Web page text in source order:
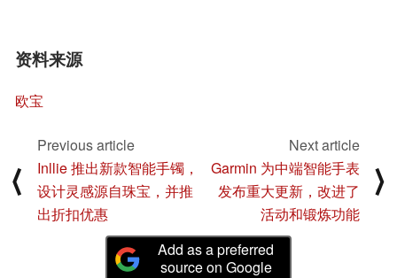
资料来源
欧宝
⟨
Previous article
Inllie 推出新款智能手镯，
设计灵感源自珠宝，并推
出折扣优惠
Next article
Garmin 为中端智能手表
发布重大更新，改进了
活动和锻炼功能
⟩
Add as a preferred
source on Google